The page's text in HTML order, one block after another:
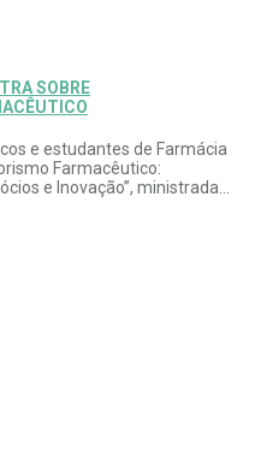
SOBRE
e estudantes de Farmácia
Farmacêutico:
e Inovação”, ministrada...